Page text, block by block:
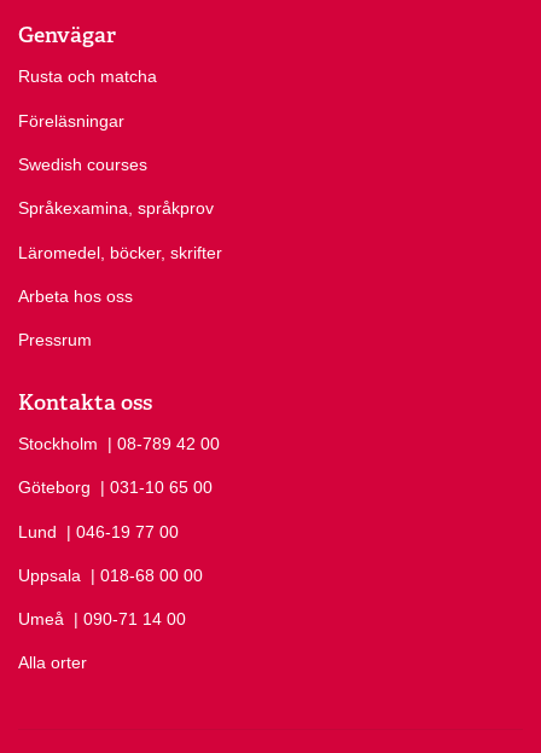
Genvägar
Rusta och matcha
Föreläsningar
Swedish courses
Språkexamina, språkprov
Läromedel, böcker, skrifter
Arbeta hos oss
Pressrum
Kontakta oss
Stockholm Ring Stockholm på
| 08-789 42 00
Göteborg Ring Göteborg på
| 031-10 65 00
Lund Ring Lund på
| 046-19 77 00
Uppsala Ring Uppsala på
| 018-68 00 00
Umeå Ring Umeå på
| 090-71 14 00
Alla orter